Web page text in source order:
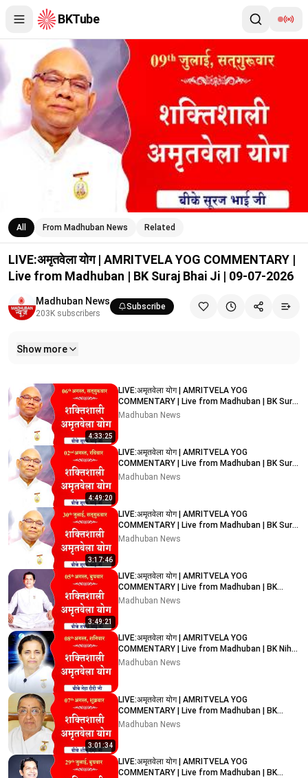
BKTube
LIVE:अमृतवेला योग | AMRITVELA YOG COMMENTARY | Live
All From Madhuban News Related
LIVE:अमृतवेला योग | AMRITVELA YOG COMMENTARY |
Live from Madhuban | BK Suraj Bhai Ji | 09-07-2026
Madhuban News
203K subscribers
Subscribe
Show more
Related videos
4:33:25
LIVE:अमृतवेला योग | AMRITVELA YOG
COMMENTARY | Live from Madhuban | BK Suraj
Bhai Ji | 06-08-2026
Madhuban News
4:49:20
LIVE:अमृतवेला योग | AMRITVELA YOG
COMMENTARY | Live from Madhuban | BK Suraj
Bhai Ji | 02-08-2026
Madhuban News
3:17:46
LIVE:अमृतवेला योग | AMRITVELA YOG
COMMENTARY | Live from Madhuban | BK Suraj
Bhai Ji | 30-07-2026
Madhuban News
3:49:21
LIVE:अमृतवेला योग | AMRITVELA YOG
COMMENTARY | Live from Madhuban | BK
Rupesh Bhai Ji | 05-08-2026
Madhuban News
LIVE:अमृतवेला योग | AMRITVELA YOG
COMMENTARY | Live from Madhuban | BK Niha
Didi Ji | 08-08-2026
Madhuban News
3:01:34
LIVE:अमृतवेला योग | AMRITVELA YOG
COMMENTARY | Live from Madhuban | BK
Sheilu Didi Ji | 07-08-2026
Madhuban News
LIVE:अमृतवेला योग | AMRITVELA YOG
COMMENTARY | Live from Madhuban | BK